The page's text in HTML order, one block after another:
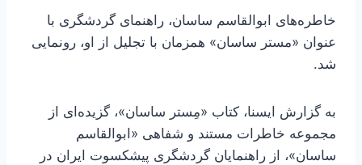
خاطره‌های ابوالقاسم ساسان، راهنمای گردشگری با
عنوان «مستر ساسان» همزمان با تجلیل از او، رونمایی
شد.
به گزارش ایسنا، کتاب «مِستر ساسان»، گزیده‌ای از
مجموعه خاطرات مستند و شفاهی «ابوالقاسم
ساسان»، از راهنمایان گردشگری پیشکسوت ایران در